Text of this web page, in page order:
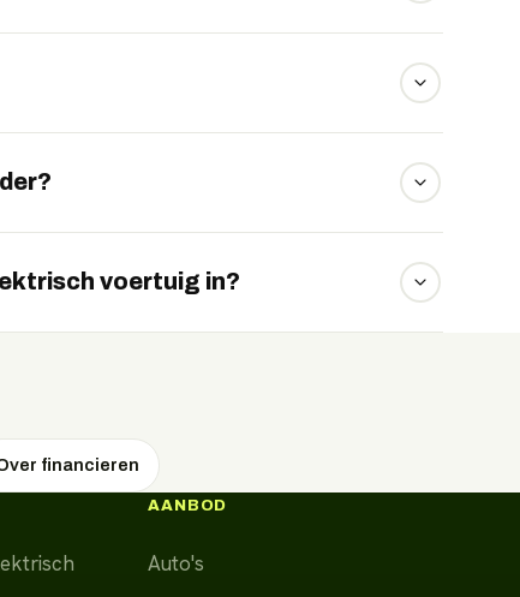
voertuig in?
financieren
AANBOD
Auto's